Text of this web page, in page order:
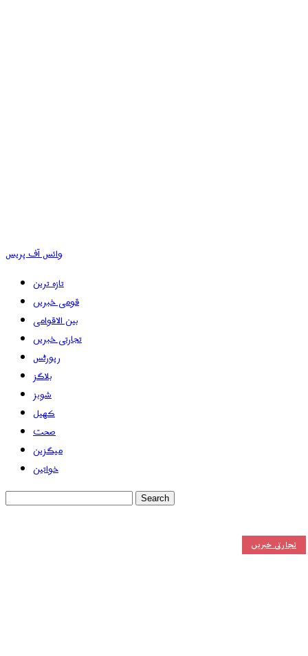
وائس آف پریس
تازہ ترین
قومی خبریں
بین الاقوامی
تجارتی خبریں
رپورٹس
بلاگز
شوبز
کھیل
صحت
میگزین
خواتین
تجارتی خبریں